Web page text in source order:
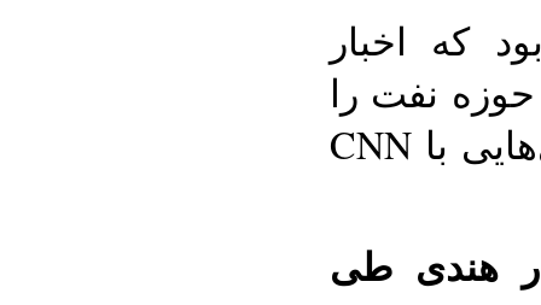
سال بود که اخبار
نفت را
پوشش می‌داد و همکاری‌هایی با CNN
هندی طی